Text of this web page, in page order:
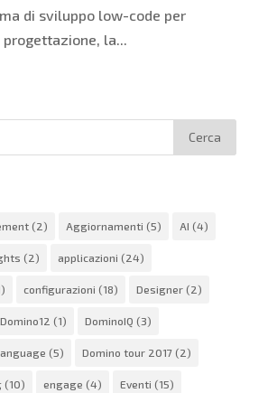
di sviluppo low-code per
la...
(2) Aggiornamenti (5) AI (4)
(2) applicazioni (24)
configurazioni (18) Designer(2)
Domino12 (1) DominoIQ (3)
(5) Domino tour 2017(2)
(10) engage (4) Eventi (15)